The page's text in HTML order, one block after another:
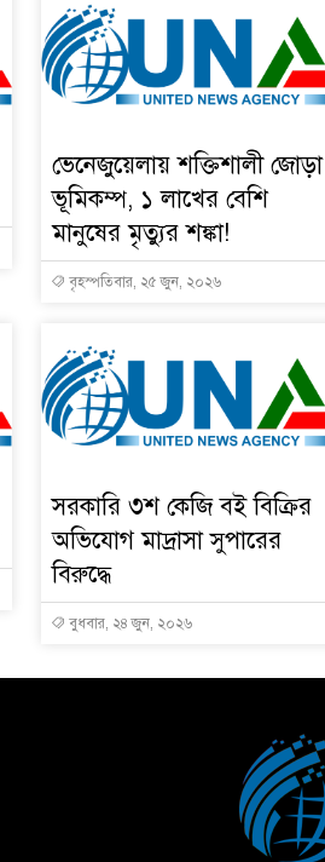
ভেনেজুয়েলায় শক্তিশালী জোড়া
ভূমিকম্প, ১ লাখের বেশি
মানুষের মৃত্যুর শঙ্কা!
বৃহস্পতিবার, ২৫ জুন, ২০২৬
সরকারি ৩শ কেজি বই বিক্রির
অভিযোগ মাদ্রাসা সুপারের
বিরুদ্ধে
বুধবার, ২৪ জুন, ২০২৬